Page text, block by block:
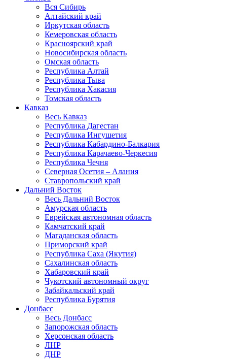
Вся Сибирь
Алтайский край
Иркутская область
Кемеровская область
Красноярский край
Новосибирская область
Омская область
Республика Алтай
Республика Тыва
Республика Хакасия
Томская область
Кавказ
Весь Кавказ
Республика Дагестан
Республика Ингушетия
Республика Кабардино-Балкария
Республика Карачаево-Черкесия
Республика Чечня
Северная Осетия – Алания
Ставропольский край
Дальний Восток
Весь Дальний Восток
Амурская область
Еврейская автономная область
Камчатский край
Магаданская область
Приморский край
Республика Саха (Якутия)
Сахалинская область
Хабаровский край
Чукотский автономный округ
Забайкальский край
Республика Бурятия
Донбасс
Весь Донбасс
Запорожская область
Херсонская область
ЛНР
ДНР